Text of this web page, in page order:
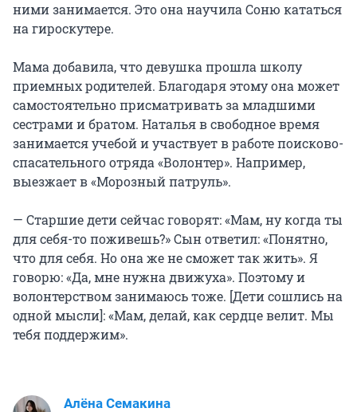
ними занимается. Это она научила Соню кататься
на гироскутере.
Мама добавила, что девушка прошла школу
приемных родителей. Благодаря этому она может
самостоятельно присматривать за младшими
сестрами и братом. Наталья в свободное время
занимается учебой и участвует в работе поисково-
спасательного отряда «Волонтер». Например,
выезжает в «Морозный патруль».
— Старшие дети сейчас говорят: «Мам, ну когда ты
для себя-то поживешь?» Сын ответил: «Понятно,
что для себя. Но она же не сможет так жить». Я
говорю: «Да, мне нужна движуха». Поэтому и
волонтерством занимаюсь тоже. [Дети сошлись на
одной мысли]: «Мам, делай, как сердце велит. Мы
тебя поддержим».
Алёна Семакина